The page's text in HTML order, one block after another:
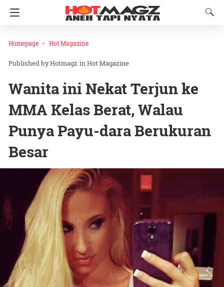
Homepage Hot Magazine
Hotmagz inHot Magazine
Wanita ini Nekat Terjun ke
MMA Kelas Berat, Walau
Punya Payu-dara Berukuran
Besar